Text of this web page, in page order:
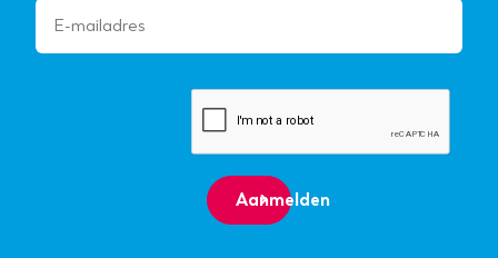
Aanmelden